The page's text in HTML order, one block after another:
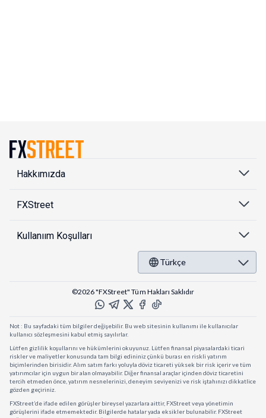
Hakkımızda
FXStreet
Kullanıım Koşulları
Türkçe
©2026 "FXStreet" Tüm Hakları Saklıdır
Not : Bu sayfadaki tüm bilgiler değişebilir. Bu web sitesinin kullanımı ile kullanıcılar
kullanıcı sözleşmesini kabul etmiş sayılırlar.
Lütfen gizlilik koşullarını ve hükümlerini okuyunuz. Lütfen finansal piyasalardaki ticari
riskler ve maliyetler konusunda tam bilgi edininiz çünkü burası en riskli yatırım
biçimlerinden birisidir. Alım satım farkı yoluyla döviz ticareti yüksek bir risk içerir ve tüm
yatırımcılar için uygun bir alan olmayabilir. Diğer finansal araçlar içinden döviz ticaretini
tercih etmeden önce, yatırım nesnelerinizi, deneyim seviyenizi ve risk iştahınızı dikkatlice
gözden geçiriniz.
FXStreet’de ifade edilen görüşler bireysel yazarlara aittir, FXStreet veya yönetimin
görüşlerini ifade etmemektedir. Bilgilerde hatalar yada eksikler bulunabilir. FXStreet